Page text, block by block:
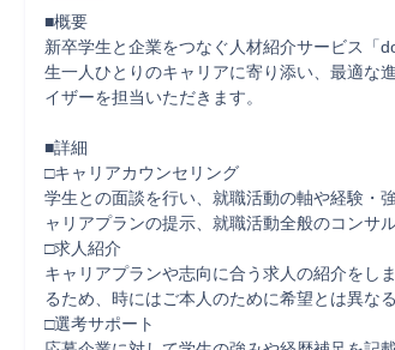
■概要
新卒学生と企業をつなぐ人材紹介サービス「
生一人ひとりのキャリアに寄り添い、最適な
イザーを担当いただきます。
■詳細
□キャリアカウンセリング
学生との面談を行い、就職活動の軸や経験・
ャリアプランの提示、就職活動全般のコンサ
□求人紹介
キャリアプランや志向に合う求人の紹介をし
るため、時にはご本人のために希望とは異な
□選考サポート